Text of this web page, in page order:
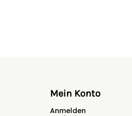
Mein Konto
Anmelden